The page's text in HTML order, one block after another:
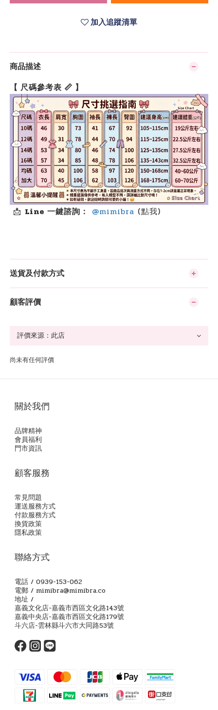
加入追蹤清單
商品描述
【 尺碼參考表 📏 】
📩 Line 一鍵諮詢： @mimibra (點我)
送貨及付款方式
顧客評價
尚未有任何評價
關於我們
品牌精神
會員福利
門市資訊
顧客服務
常見問題
運送服務方式
付款服務方式
換貨政策
隱私政策
聯絡方式
電話 / 0939-153-062
電郵 / mimibra@mimibra.co
地址 /
嘉義文化店-嘉義市西區文化路143號
嘉義中央店-嘉義市西區文化路179號
斗六店-雲林縣斗六市大同路53號